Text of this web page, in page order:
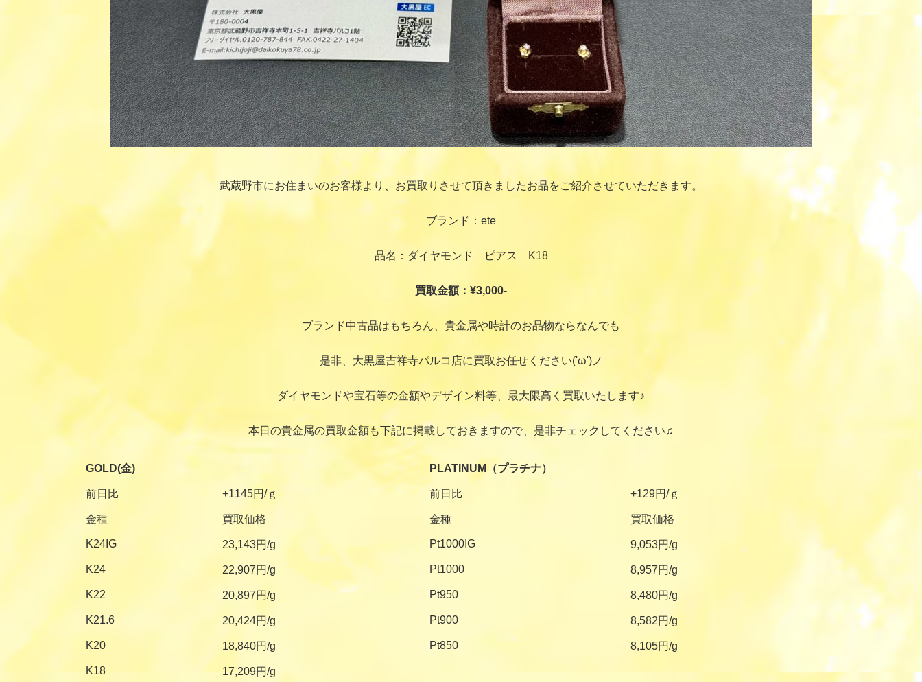
武蔵野市にお住まいのお客様より、お買取りさせて頂きましたお品をご紹介させていただきます。
ブランド：ete
品名：ダイヤモンド ピアス K18
買取金額：¥3,000-
ブランド中古品はもちろん、貴金属や時計のお品物ならなんでも
是非、大黒屋吉祥寺パルコ店に買取お任せください('ω')ノ
ダイヤモンドや宝石等の金額やデザイン料等、最大限高く買取いたします♪
本日の貴金属の買取金額も下記に掲載しておきますので、是非チェックしてください♫
GOLD(金) PLATINUM（プラチナ）
前日比 +1145円/ｇ 前日比 +129円/ｇ
金種 買取価格 金種 買取価格
K24IG 23,143円/g Pt1000IG 9,053円/g
K24 22,907円/g Pt1000 8,957円/g
K22 20,897円/g Pt950 8,480円/g
K21.6 20,424円/g Pt900 8,582円/g
K20 18,840円/g Pt850 8,105円/g
K18 17,209円/g